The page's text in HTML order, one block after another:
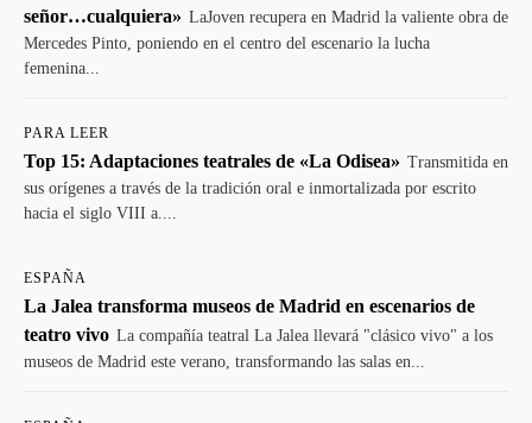
señor…cualquiera» LaJoven recupera en Madrid la valiente obra de
Mercedes Pinto, poniendo en el centro del escenario la lucha
femenina...
PARA LEER
Top 15: Adaptaciones teatrales de «La Odisea» Transmitida en
sus orígenes a través de la tradición oral e inmortalizada por escrito
hacia el siglo VIII a....
ESPAÑA
La Jalea transforma museos de Madrid en escenarios de
teatro vivo La compañía teatral La Jalea llevará "clásico vivo" a los
museos de Madrid este verano, transformando las salas en...